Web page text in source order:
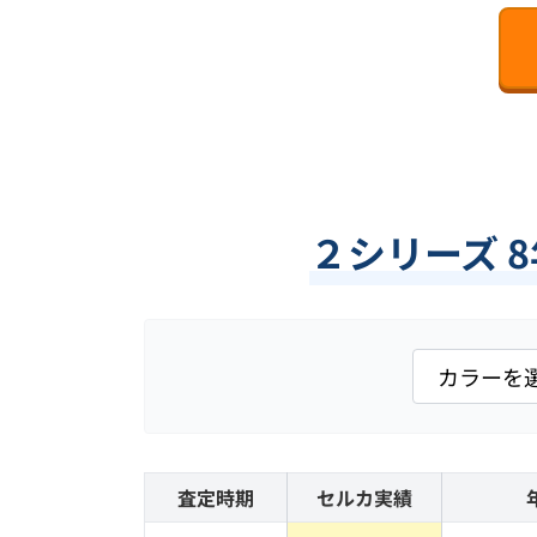
２シリーズ
査定時期 セルカ実績